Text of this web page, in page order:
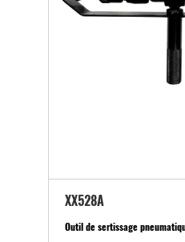
XX528A
Outil de sertissage